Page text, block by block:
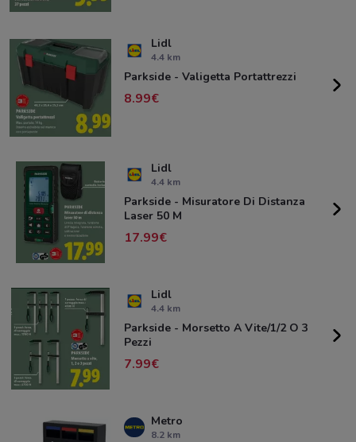
Lidl
4.4 km
Parkside - Valigetta Portattrezzi
8.99
Lidl
4.4 km
Parkside - Misuratore Di Distanza
Laser 50 M
17.99
Lidl
4.4 km
Parkside - Morsetto A Vite/1/2 O 3
Pezzi
7.99
Metro
8.2 km